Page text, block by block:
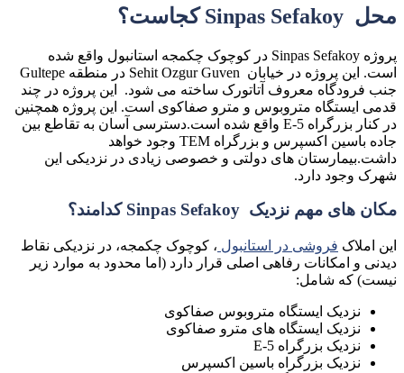
محل Sinpas Sefakoy کجاست؟
پروژه Sinpas Sefakoy در کوچوک چکمجه استانبول واقع شده
است. این پروژه در خیابان Sehit Ozgur Guven در منطقه Gultepe
جنب فرودگاه معروف آتاتورک ساخته می شود. این پروژه در چند
قدمی ایستگاه متروبوس و مترو صفاکوی است. این پروژه همچنین
در کنار بزرگراه E-5 واقع شده است.دسترسی آسان به تقاطع بین
جاده باسین اکسپرس و بزرگراه TEM وجود خواهد
داشت.بیمارستان های دولتی و خصوصی زیادی در نزدیکی این
شهرک وجود دارد.
مکان های مهم نزدیک Sinpas Sefakoy کدامند؟
این املاک فروشى در استانبول ، کوچوک چکمجه، در نزدیکی نقاط
دیدنی و امکانات رفاهی اصلی قرار دارد (اما محدود به موارد زیر
نیست) که شامل:
نزدیک ایستگاه متروبوس صفاکوی
نزدیک ایستگاه های مترو صفاکوی
نزدیک بزرگراه E-5
نزدیک بزرگراه باسین اکسپرس